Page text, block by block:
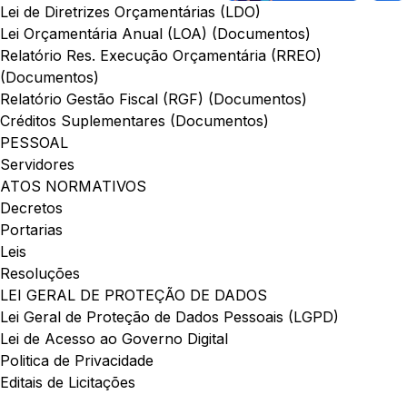
Lei de Diretrizes Orçamentárias (LDO)
Lei Orçamentária Anual (LOA) (Documentos)
Relatório Res. Execução Orçamentária (RREO)
(Documentos)
Relatório Gestão Fiscal (RGF) (Documentos)
Créditos Suplementares (Documentos)
PESSOAL
Servidores
ATOS NORMATIVOS
Decretos
Portarias
Leis
Resoluções
LEI GERAL DE PROTEÇÃO DE DADOS
Lei Geral de Proteção de Dados Pessoais (LGPD)
Lei de Acesso ao Governo Digital
Politica de Privacidade
Editais de Licitações